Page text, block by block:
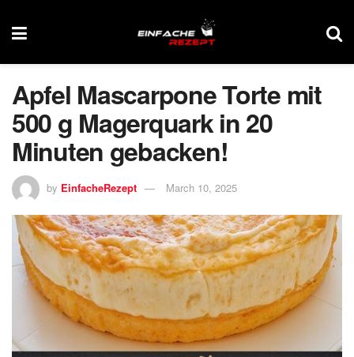
Apfel Mascarpone Torte mit
500 g Magerquark in 20
Minuten gebacken!
by EinfacheRezept March 10, 2025